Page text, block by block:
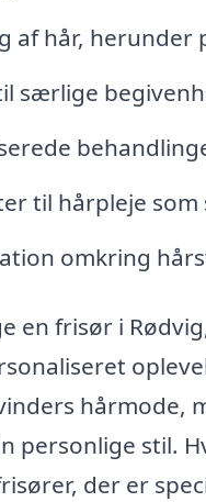
af hår,
særlige
til hårpleje
omkring
en frisør i
hårmode,
personlige stil.
der er